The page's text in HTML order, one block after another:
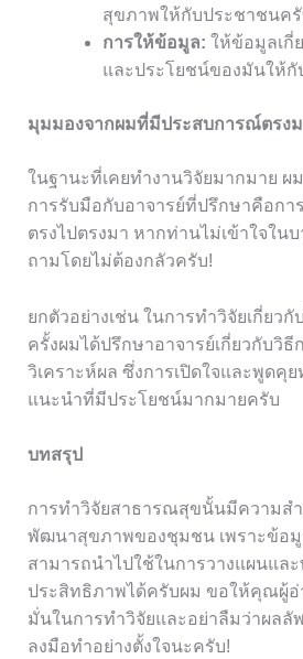
สุขภาพให้กับประชาชนค
การให้ข้อมูล: ให้ข้อมูลเกี่
และประโยชน์ของมันให้
มุมมองจากผมที่มีประสบการณ์ตรงม
ในฐานะที่เคยทำงานวิจัยมากมาย
การรับมือกับอาจารย์ที่ปรึกษาคือกา
ตรงไปตรงมา หากท่านไม่เข้าใจใน
ถามโดยไม่ต้องกลัวครับ!
ยกตัวอย่างเช่น ในการทำวิจัยเกี่ยว
ครั้งผมได้ปรึกษาอาจารย์เกี่ยวกับวิธี
วิเคราะห์ผล ซึ่งการเปิดใจและพูดคุ
แนะนำที่มีประโยชน์มากมายครับ
บทสรุป
การทำวิจัยสาธารณสุขนั้นมีความส
พัฒนาสุขภาพของชุมชน เพราะข้อมู
สามารถนำไปใช้ในการวางแผนแล
ประสิทธิภาพได้ครับผม ขอให้คุณผู้
มั่นในการทำวิจัยและอย่าลืมว่าผลลั
ลงมือทำอย่างตั้งใจนะครับ!